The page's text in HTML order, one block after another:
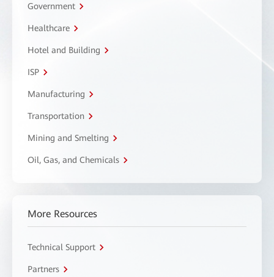
Government
Healthcare
Hotel and Building
ISP
Manufacturing
Transportation
Mining and Smelting
Oil, Gas, and Chemicals
More Resources
Technical Support
Partners